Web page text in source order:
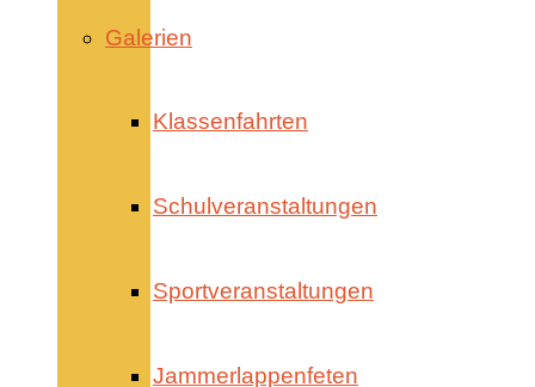
Galerien
Klassenfahrten
Schulveranstaltungen
Sportveranstaltungen
Jammerlappenfeten